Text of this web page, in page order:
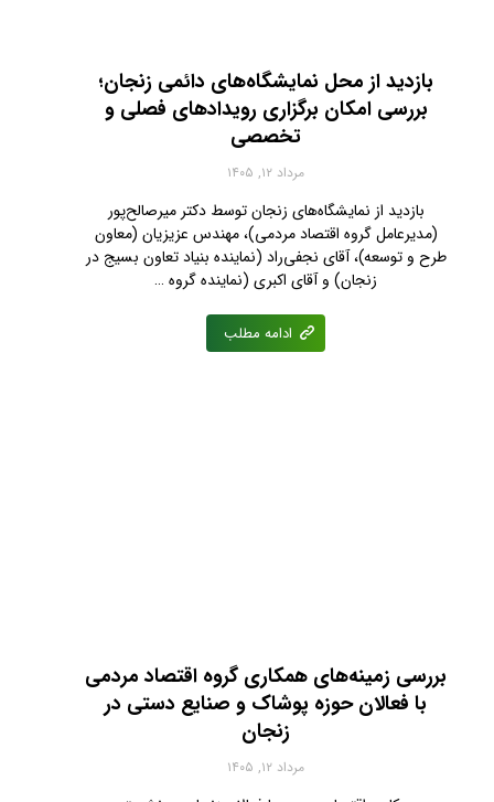
بازدید از محل نمایشگاه‌های دائمی زنجان؛
بررسی امکان برگزاری رویدادهای فصلی و
تخصصی
مرداد ۱۲, ۱۴۰۵
بازدید از نمایشگاه‌های زنجان توسط دکتر میرصالح‌پور
(مدیرعامل گروه اقتصاد مردمی)، مهندس عزیزیان (معاون
طرح و توسعه)، آقای نجفی‌راد (نماینده بنیاد تعاون بسیج در
زنجان) و آقای اکبری (نماینده گروه …
ادامه مطلب
بررسی زمینه‌های همکاری گروه اقتصاد مردمی
با فعالان حوزه پوشاک و صنایع دستی در
زنجان
مرداد ۱۲, ۱۴۰۵